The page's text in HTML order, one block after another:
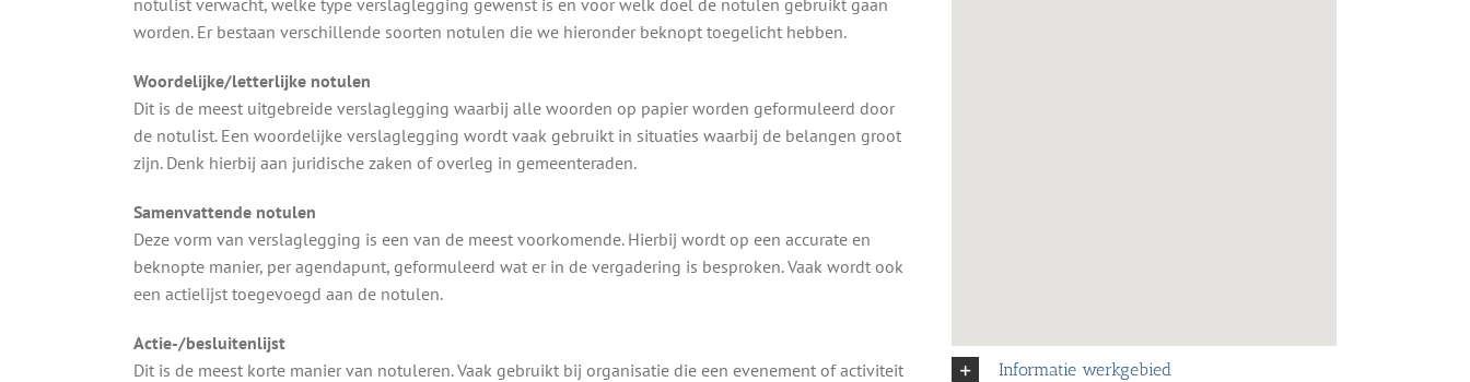
worden. Er bestaan verschillende soorten notulen die we hieronder beknopt toegelicht hebben.
Woordelijke/letterlijke notulen
Dit is de meest uitgebreide verslaglegging waarbij alle woorden op papier worden geformuleerd door
de notulist. Een woordelijke verslaglegging wordt vaak gebruikt in situaties waarbij de belangen groot
zijn. Denk hierbij aan juridische zaken of overleg in gemeenteraden.
Samenvattende notulen
Deze vorm van verslaglegging is een van de meest voorkomende. Hierbij wordt op een accurate en
beknopte manier, per agendapunt, geformuleerd wat er in de vergadering is besproken. Vaak wordt ook
een actielijst toegevoegd aan de notulen.
Actie-/besluitenlijst
Dit is de meest korte manier van notuleren. Vaak gebruikt bij organisatie die een evenement of activiteit
Informatie werkgebied